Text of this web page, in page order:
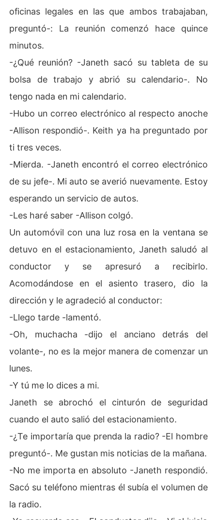
oficinas legales en las que ambos trabajaban,
preguntó-: La reunión comenzó hace quince
minutos.
-¿Qué reunión? -Janeth sacó su tableta de su
bolsa de trabajo y abrió su calendario-. No
tengo nada en mi calendario.
-Hubo un correo electrónico al respecto anoche
-Allison respondió-. Keith ya ha preguntado por
ti tres veces.
-Mierda. -Janeth encontró el correo electrónico
de su jefe-. Mi auto se averió nuevamente. Estoy
esperando un servicio de autos.
-Les haré saber -Allison colgó.
Un automóvil con una luz rosa en la ventana se
detuvo en el estacionamiento, Janeth saludó al
conductor y se apresuró a recibirlo.
Acomodándose en el asiento trasero, dio la
dirección y le agradeció al conductor:
-Llego tarde -lamentó.
-Oh, muchacha -dijo el anciano detrás del
volante-, no es la mejor manera de comenzar un
lunes.
-Y tú me lo dices a mi.
Janeth se abrochó el cinturón de seguridad
cuando el auto salió del estacionamiento.
-¿Te importaría que prenda la radio? -El hombre
preguntó-. Me gustan mis noticias de la mañana.
-No me importa en absoluto -Janeth respondió.
Sacó su teléfono mientras él subía el volumen de
la radio.